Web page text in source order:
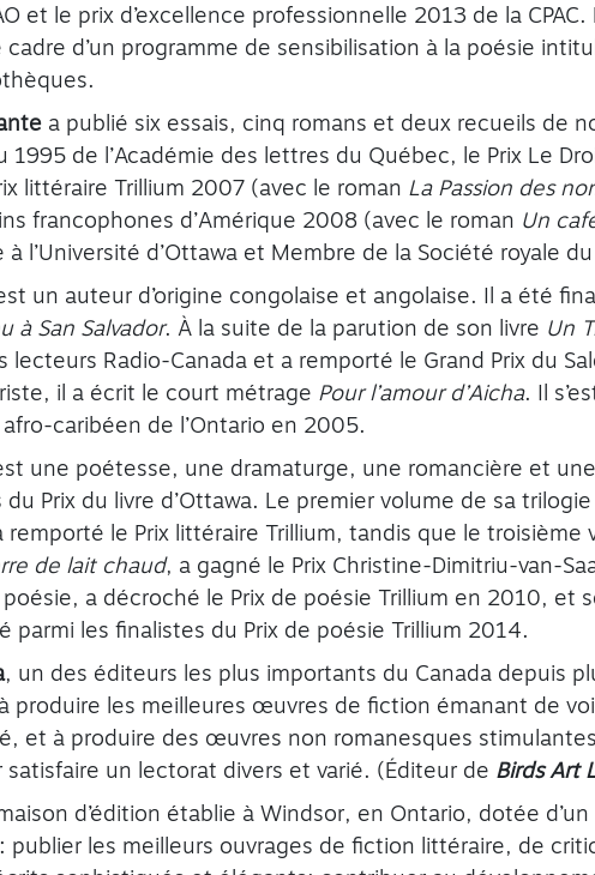
et le prix d’excellence professionnelle 2013 de la CPAC.
d’un programme de sensibilisation à la poésie
a publié six essais, cinq romans et deux recueils de
1995 de l’Académie des lettres du Québec, le Prix Le
littéraire Trillium 2007 (avec le roman La Passion des
francophones d’Amérique 2008 (avec le roman Un
l’Université d’Ottawa et Membre de la Société royale du
un auteur d’origine congolaise et angolaise. Il a été
à San Salvador. À la suite de la parution de son livre Un
lecteurs Radio-Canada et a remporté le Grand Prix du
il a écrit le court métrage Pour l’amour d’Aicha. Il
caribéen de l’Ontario en 2005.
une poétesse, une dramaturge, une romancière et
Prix du livre d’Ottawa. Le premier volume de sa trilogie
remporté le Prix littéraire Trillium, tandis que le troisième
de lait chaud, a gagné le Prix Christine-Dimitriu-van-
a décroché le Prix de poésie Trillium en 2010, et
parmi les finalistes du Prix de poésie Trillium 2014.
, un des éditeurs les plus importants du Canada depuis
produire les meilleures œuvres de fiction émanant de
et à produire des œuvres non romanesques
satisfaire un lectorat divers et varié. (Éditeur de Birds Art
d’édition établie à Windsor, en Ontario, dotée
publier les meilleurs ouvrages de fiction littéraire, de